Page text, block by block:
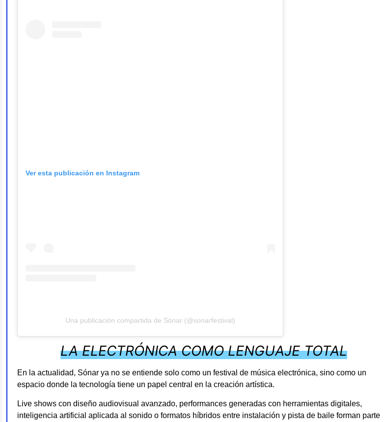
Ver esta publicación en Instagram
Una publicación compartida de Sónar (@sonarfestival)
LA ELECTRÓNICA COMO LENGUAJE TOTAL
En la actualidad, Sónar ya no se entiende solo como un festival de música electrónica, sino como un
espacio donde la tecnología tiene un papel central en la creación artística.
Live shows con diseño audiovisual avanzado, performances generadas con herramientas digitales,
inteligencia artificial aplicada al sonido o formatos híbridos entre instalación y pista de baile forman parte